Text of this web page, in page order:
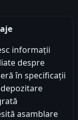
informații
despre
în specificații
asamblare